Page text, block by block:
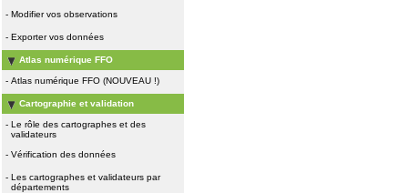
- Modifier vos observations
- Exporter vos données
Atlas numérique FFO
- Atlas numérique FFO (NOUVEAU !)
Cartographie et validation
- Le rôle des cartographes et des
validateurs
- Vérification des données
- Les cartographes et validateurs par
départements